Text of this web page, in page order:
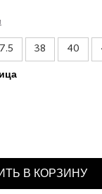
38 40
В КОРЗИНУ